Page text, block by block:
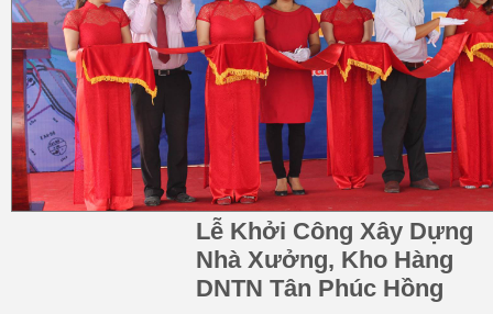
Lễ Khởi Công Xây Dựng
Nhà Xưởng, Kho Hàng
DNTN Tân Phúc Hồng